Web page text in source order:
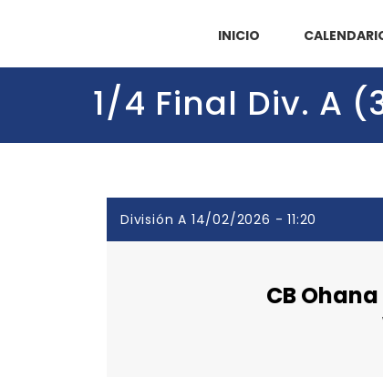
INICIO
1/4 Final Div. A
División A 14/02/2026 - 11:20
CB Ohana